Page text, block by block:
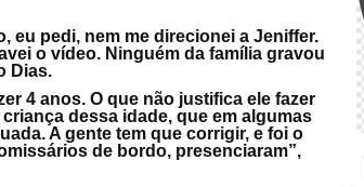
eu pedi, nem me direcionei a Jeniffer.
o vídeo. Ninguém da família gravou
Dias.
4 anos. O que não justifica ele fazer
dessa idade, que em algumas
A gente tem que corrigir, e foi o
de bordo, presenciaram”,